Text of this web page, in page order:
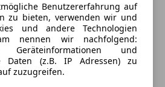
Benutzererfahrung auf
zu bieten, verwenden wir und
und andere Technologien
nennen wir nachfolgend:
Geräteinformationen und
Daten (z.B. IP Adressen) zu
zuzugreifen.